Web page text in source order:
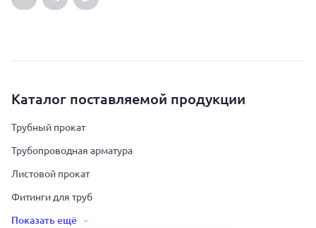
Каталог поставляемой продукции
Трубный прокат
Трубопроводная арматура
Листовой прокат
Фитинги для труб
Показать ещё